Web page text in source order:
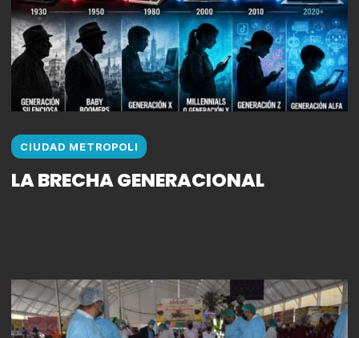
CIUDAD METROPOLI
LA BRECHA GENERACIONAL